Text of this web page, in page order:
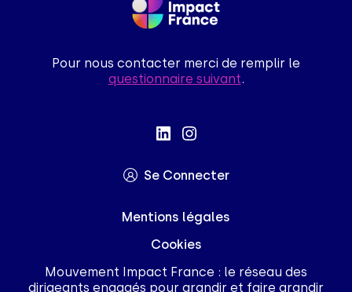
Pour nous contacter merci de remplir le
questionnaire suivant.
Se Connecter
Mentions légales
Cookies
Mouvement Impact France : le réseau des
dirigeants engagés pour grandir et faire grandir